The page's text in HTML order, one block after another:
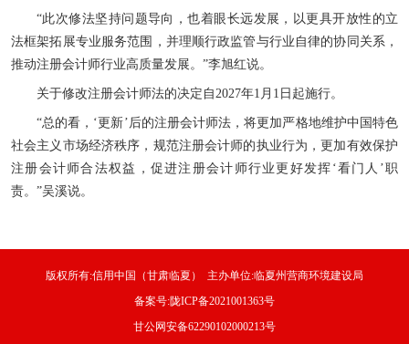
“此次修法坚持问题导向，也着眼长远发展，以更具开放性的立
法框架拓展专业服务范围，并理顺行政监管与行业自律的协同关系，
推动注册会计师行业高质量发展。”李旭红说。
关于修改注册会计师法的决定自2027年1月1日起施行。
“总的看，‘更新’后的注册会计师法，将更加严格地维护中国特色
社会主义市场经济秩序，规范注册会计师的执业行为，更加有效保护
注册会计师合法权益，促进注册会计师行业更好发挥‘看门人’职
责。”吴溪说。
版权所有:信用中国（甘肃临夏） 主办单位:临夏州营商环境建设局
备案号:陇ICP备2021001363号
甘公网安备62290102000213号